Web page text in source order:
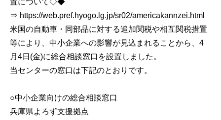
置について◇◆
⇒ https://web.pref.hyogo.lg.jp/sr02/americakannzei.html
米国の自動車・同部品に対する追加関税や相互関税措置
等により、中小企業への影響が見込まれることから、4
月4日(金)に総合相談窓口を設置しました。
当センターの窓口は下記のとおりです。
○中小企業向けの総合相談窓口
兵庫県よろず支援拠点